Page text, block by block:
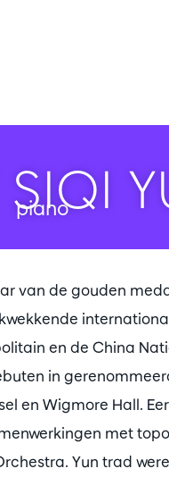
piano
van de gouden
en de China
in
en Wigmore Hall.
met
Yun trad